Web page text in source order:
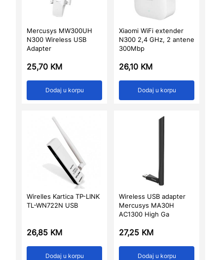
Mercusys MW300UH
N300 Wireless USB
Adapter
25,70 KM
Dodaj u korpu
Xiaomi WiFi extender
N300 2,4 GHz, 2 antene
300Mbp
26,10 KM
Dodaj u korpu
Wirelles Kartica TP-LINK
TL-WN722N USB
26,85 KM
Dodaj u korpu
Wireless USB adapter
Mercusys MA30H
AC1300 High Ga
27,25 KM
Dodaj u korpu